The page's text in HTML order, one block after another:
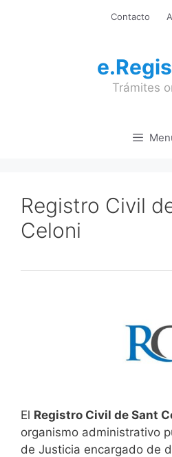
Contacto
Trámites
Registro Civil
Celoni
El Registro Civil de Sant
organismo administrativo
de Justicia encargado de